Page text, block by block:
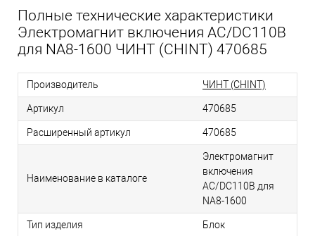
Полные технические характеристики
Электромагнит включения AС/DC110В
для NA8-1600 ЧИНТ (CHINT) 470685
Производитель ЧИНТ (CHINT)
Артикул 470685
Расширенный артикул 470685
Наименование в каталоге
Электромагнит
включения
AС/DC110В для
NA8-1600
Тип изделия Блок